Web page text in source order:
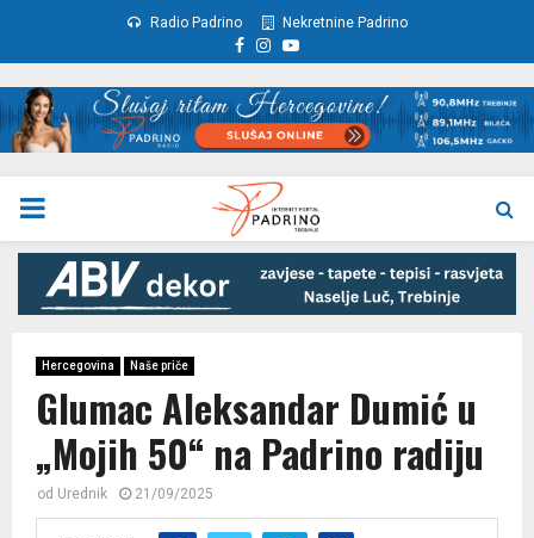
Radio Padrino Nekretnine Padrino
Facebook
Instagram
Youtube
PRIMARY
MENU
Hercegovina Naše priče
Glumac Aleksandar Dumić u
„Mojih 50“ na Padrino radiju
od Urednik 21/09/2025